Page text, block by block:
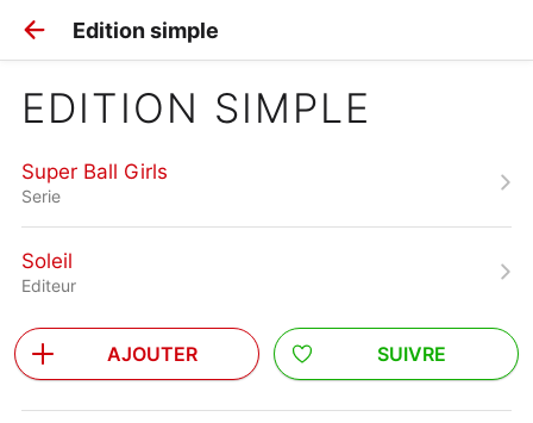
Edition simple
EDITION SIMPLE
Super Ball Girls
Serie
Soleil
Editeur
AJOUTER SUIVRE